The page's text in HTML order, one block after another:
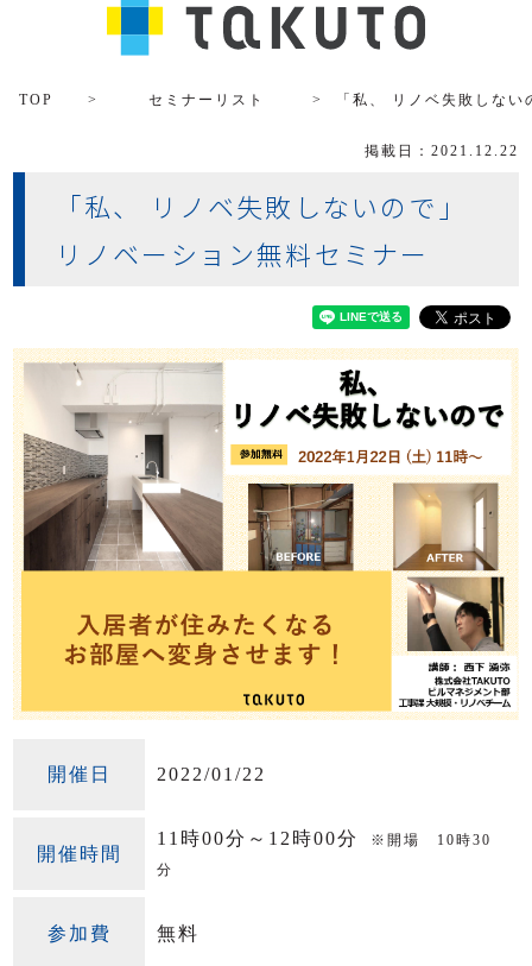
TOP セミナーリスト 「私、 リノベ失敗しな
掲載日：2021.12.22
「私、 リノベ失敗しないので」
リノベーション無料セミナー
開催日 2022/01/22
開催時間
11時00分～12時00分
※開場 10時30
分
参加費 無料